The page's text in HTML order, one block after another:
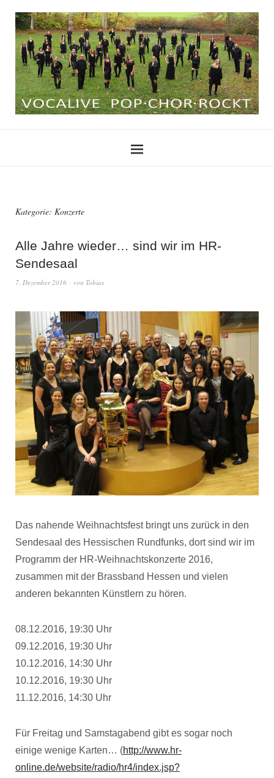
Kategorie: Konzerte
Alle Jahre wieder… sind wir im HR-
Sendesaal
7. Dezember 2016 von Tobias
Das nahende Weihnachtsfest bringt uns zurück in den
Sendesaal des Hessischen Rundfunks, dort sind wir im
Programm der HR-Weihnachtskonzerte 2016,
zusammen mit der Brassband Hessen und vielen
anderen bekannten Künstlern zu hören.
08.12.2016, 19:30 Uhr
09.12.2016, 19:30 Uhr
10.12.2016, 14:30 Uhr
10.12.2016, 19:30 Uhr
11.12.2016, 14:30 Uhr
Für Freitag und Samstagabend gibt es sogar noch
einige wenige Karten… (http://www.hr-
online.de/website/radio/hr4/index.jsp?